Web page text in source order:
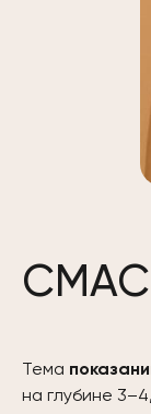
СМАС-
Тема
на глубине